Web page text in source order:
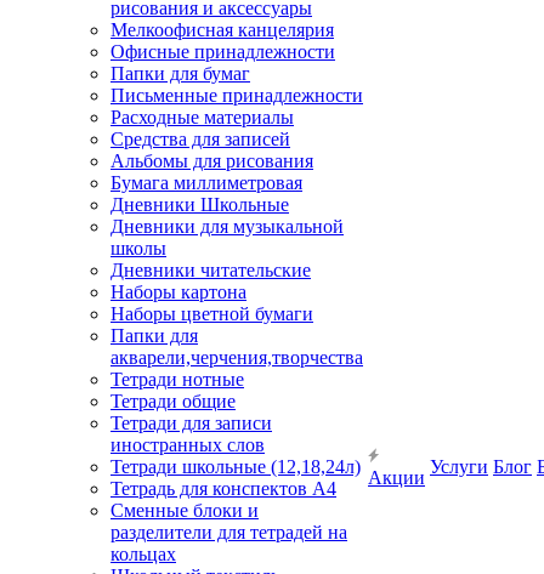
рисования и аксессуары
Мелкоофисная канцелярия
Офисные принадлежности
Папки для бумаг
Письменные принадлежности
Расходные материалы
Средства для записей
Альбомы для рисования
Бумага миллиметровая
Дневники Школьные
Дневники для музыкальной
школы
Дневники читательские
Наборы картона
Наборы цветной бумаги
Папки для
акварели,черчения,творчества
Тетради нотные
Тетради общие
Тетради для записи
иностранных слов
Тетради школьные (12,18,24л)
Тетрадь для конспектов А4
Сменные блоки и
разделители для тетрадей на
кольцах
Акции
Услуги Блог